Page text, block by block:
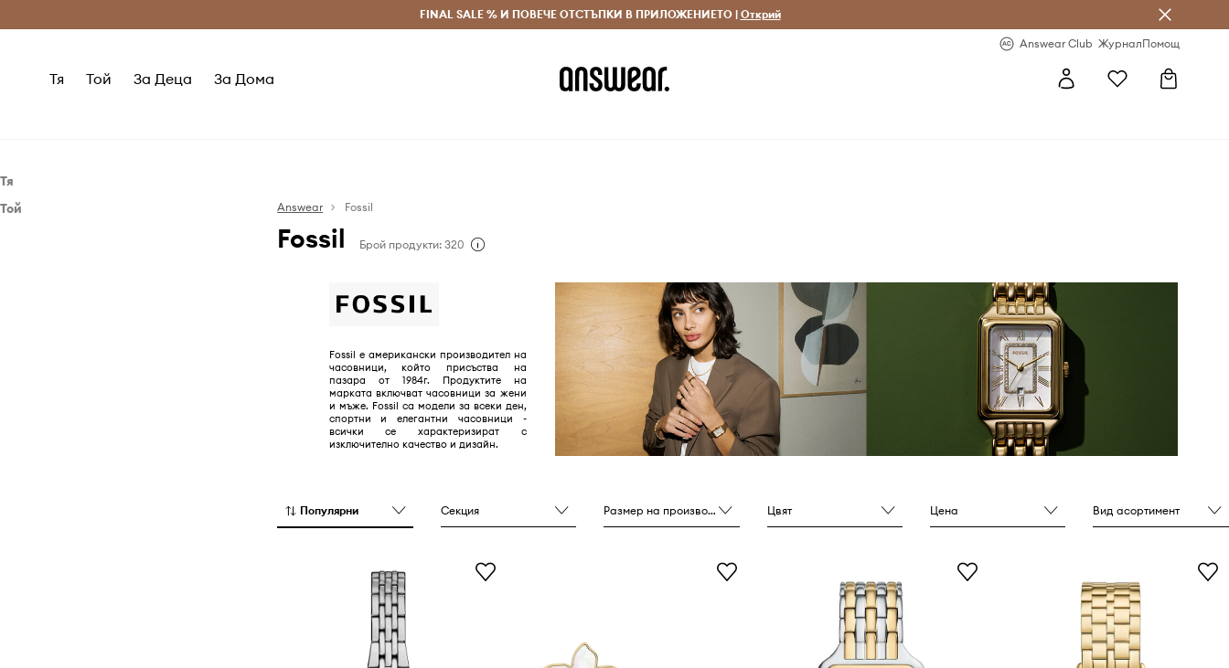
Безплатни доставка и връщане за поръчки над 70 EUR Доставка 1-5 дни
FINAL SALE % И ПОВЕЧЕ ОТСТЪПКИ В ПРИЛОЖЕНИЕТО | Открий
Answear Club ЖурналПомощ
Тя Той За Деца За Дома
Тя
Той
Answear Fossil
Fossil Брой продукти: 320
Fossil е американски производител на
часовници, който присъства на
пазара от 1984г. Продуктите на
марката включват часовници за жени
и мъже. Fossil са модели за всеки ден,
спортни и елегантни часовници -
всички се характеризират с
изключително качество и дизайн.
Популярни Секция Размер на производителя Цвят Цена Вид асортимент